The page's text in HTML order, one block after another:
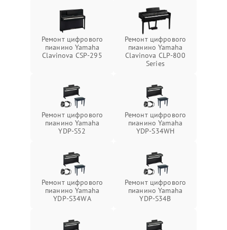
Ремонт цифрового
пианино Yamaha
Clavinova CSP-295
Ремонт цифрового
пианино Yamaha
Clavinova CLP-800
Series
Ремонт цифрового
пианино Yamaha
YDP-S52
Ремонт цифрового
пианино Yamaha
YDP-S34WH
Ремонт цифрового
пианино Yamaha
YDP-S34WA
Ремонт цифрового
пианино Yamaha
YDP-S34B